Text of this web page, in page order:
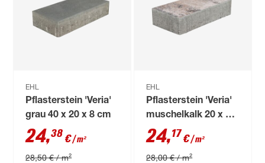
EHL
Pflasterstein 'Veria'
grau 40 x 20 x 8 cm
24,38 €/ m²
28,50 € / m²
EHL
Pflasterstein 'Veria'
muschelkalk 20 x 30
x 8 cm
24,17€/ m²
28,00 € / m²